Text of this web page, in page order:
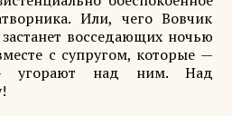
Или, чего Вовчик
восседающих ночью
с супругом, которые —
угорают над ним. Над